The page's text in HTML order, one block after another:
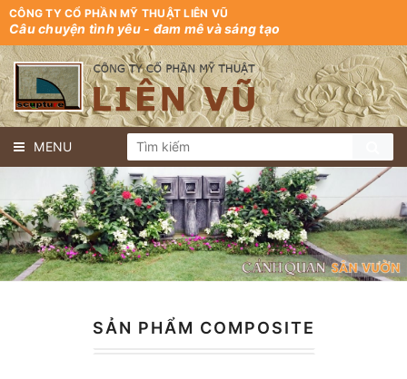
CÔNG TY CỔ PHẦN MỸ THUẬT LIÊN VŨ
Câu chuyện tình yêu - đam mê và sáng tạo
MENU
SẢN PHẨM COMPOSITE